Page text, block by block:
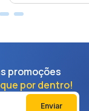
promoções
por dentro!
Enviar